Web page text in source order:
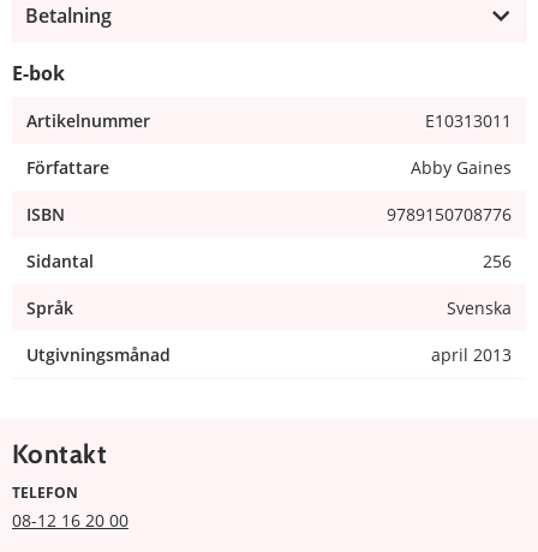
Betalning
E-bok
Artikelnummer E10313011
Författare Abby Gaines
ISBN 9789150708776
Sidantal 256
Språk Svenska
Utgivningsmånad april 2013
Kontakt
TELEFON
08-12 16 20 00